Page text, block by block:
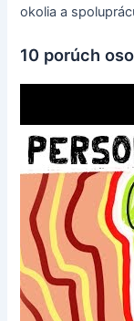
okolia a
10 porúch